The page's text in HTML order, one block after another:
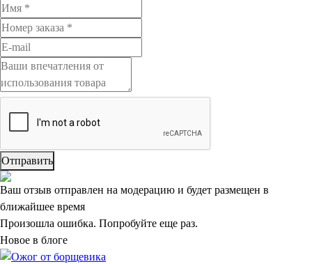
Отправить
Ваш отзыв отправлен на модерацию и будет размещен в
ближайшее время
Произошла ошибка. Попробуйте еще раз.
Новое в блоге